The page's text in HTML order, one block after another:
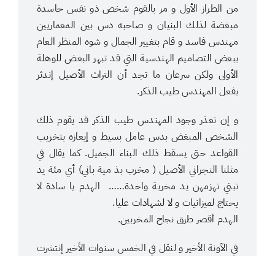
من الطراز الأول و مر بالقوم شخص ذو نفس حاسدة
مبغضة لذلك البنيان و صاحبه دس بين المعماريين
مهندس فاسد و قام بتغيير الجمال و شوه المنظر العام
ببعض التصاميم الهندسية التي قد تبهر البعض للوهلة
الأولى ولكن سرعان ما تجد أن التراث الأصيل إندثر
بفعل المهندس طيب الذكر.
و إن تعذر وجود المهندس طيب الذكر قد يقوم ذلك
الشخص المبغض بدس عامل بسيط و إيعازه بتخريب
القواعد حتى يسقط ذلك البناء الجميل. كما يقال في
مثلنا النجراني الأصيل ( مخرب بذ مية باني) أي مئة يد
تبني تهزمهن يد مخربة واحدة…… الهدم يا سادة لا
يحتاج لميزانيات و لا لشهادات عليا.
الهدم أقصر طرق نجاح المخربين.
في الآونة الأخير و لنقل في الخمس سنوات الأخير إنتشرت